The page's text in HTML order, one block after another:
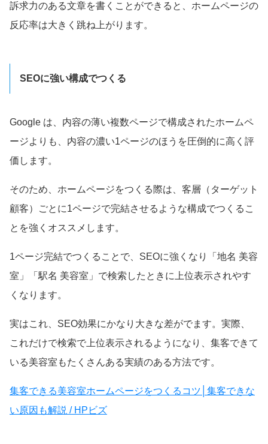
訴求力のある文章を書くことができると、ホームページの
反応率は大きく跳ね上がります。
SEOに強い構成でつくる
Google は、内容の薄い複数ページで構成されたホームペ
ージよりも、内容の濃い1ページのほうを圧倒的に高く評
価します。
そのため、ホームページをつくる際は、客層（ターゲット
顧客）ごとに1ページで完結させるような構成でつくるこ
とを強くオススメします。
1ページ完結でつくることで、SEOに強くなり「地名 美容
室」「駅名 美容室」で検索したときに上位表示されやす
くなります。
実はこれ、SEO効果にかなり大きな差がでます。実際、
これだけで検索で上位表示されるようになり、集客できて
いる美容室もたくさんある実績のある方法です。
集客できる美容室ホームページをつくるコツ│集客できな
い原因も解説 / HPビズ